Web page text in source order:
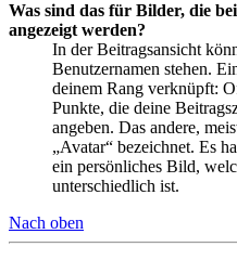
Was sind das für Bilder, die
angezeigt werden?
In der Beitragsansicht
Benutzernamen stehen.
deinem Rang verknüpft:
Punkte, die deine
angeben. Das andere,
„Avatar“ bezeichnet. Es
ein persönliches Bild,
unterschiedlich ist.
Nach oben